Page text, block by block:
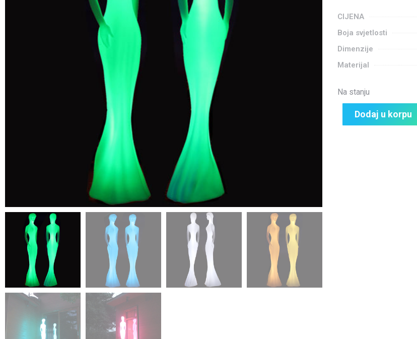
CIJENA
Boja svjetlosti
Dimenzije
Materijal
Na stanju
Dodaj u korpu